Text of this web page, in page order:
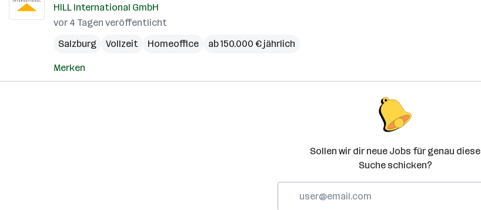
HILL International GmbH
vor 4 Tagen veröffentlicht
Salzburg
Vollzeit Homeoffice ab 150.000 € jährlich
Merken
Sollen wir dir neue Jobs für genau diese
Suche schicken?